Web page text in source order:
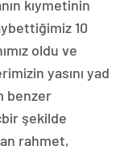
kıymetinin
10
oldu ve
yasını yad
benzer
şekilde
rahmet,